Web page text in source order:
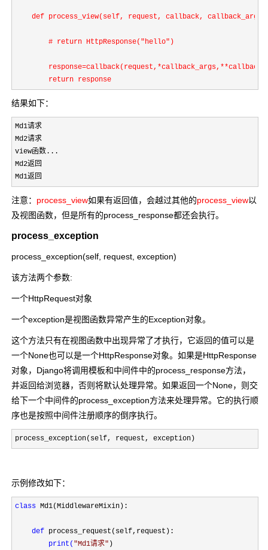
def process_view(self, request, callback, callback_args,
        # return HttpResponse("hello")
        return response
结果如下：
Md1请求
Md2请求
view函数...
Md2返回
Md1返回
注意： process_view如果有返回值，会越过其他的process_view以
及视图函数，但是所有的process_response都还会执行。
process_exception
process_exception(self, request, exception)
该方法两个参数:
一个HttpRequest对象
一个exception是视图函数异常产生的Exception对象。
这个方法只有在视图函数中出现异常了才执行，它返回的值可以是
一个None也可以是一个HttpResponse对象。如果是HttpResponse
对象，Django将调用模板和中间件中的process_response方法，
并返回给浏览器，否则将默认处理异常。如果返回一个None，则交
给下一个中间件的process_exception方法来处理异常。它的执行顺
序也是按照中间件注册顺序的倒序执行。
process_exception(self, request, exception)
示例修改如下：
class Md1(MiddlewareMixin):
def process_request(self,request):
print( "Md1请求" )